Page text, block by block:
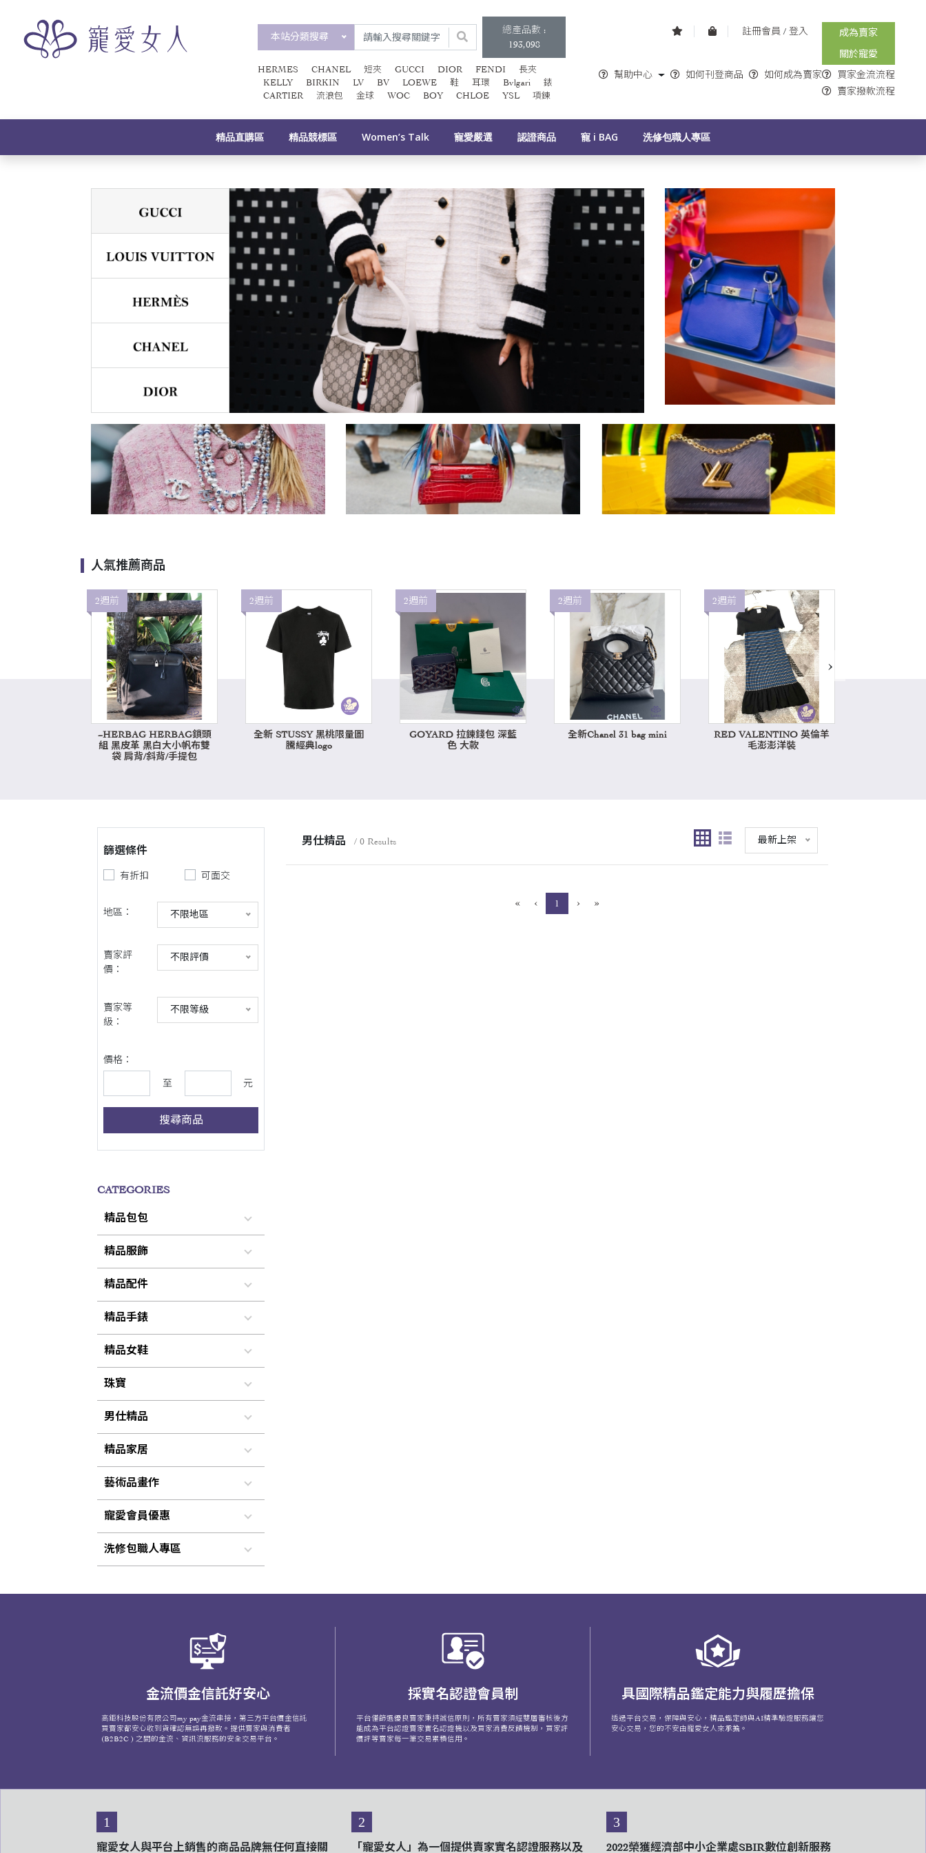
本站分類搜尋
總產品數 :
193,098
HERMES CHANEL 短夾 GUCCI DIOR FENDI
長夾
KELLY
BIRKIN LV BV LOEWE 鞋 耳環 Bvlgari
錶
CARTIER
流浪包 金球 WOC BOY CHLOE YSL 項鍊
註冊會員 / 登入
成為賣家
關於寵愛
幫助中心
如何刊登商品 如何成為賣家
買家金流流程
賣家撥款流程
精品直購區 精品競標區 Women’s Talk 寵愛嚴選 認證商品 寵 i BAG 洗修包職人專區
人氣推薦商品
2週前
~HERBAG HERBAG鎖頭
組 黑皮革 黑白大小帆布雙
袋 肩背/斜背/手提包
2週前
全新 STUSSY 黑桃限量圖
騰經典logo
2週前
GOYARD 拉鍊錢包 深藍
色 大款
2週前
全新Chanel 31 bag mini
2週前
RED VALENTINO 英倫羊
毛澎澎洋裝
›
篩選條件
有折扣 可面交
地區： 不限地區
賣家評
價：
不限評價
賣家等
級：
不限等級
價格：
至 元
搜尋商品
CATEGORIES
精品包包
精品服飾
精品配件
精品手錶
精品女鞋
珠寶
男仕精品
精品家居
藝術品畫作
寵愛會員優惠
洗修包職人專區
男仕精品 / 0 Results 最新上架
« ‹ 1 (current)
› »
金流價金信託好安心
高鉅科技股份有限公司my pay金流串接，第三方平台價金信託
買賣家都安心收到貨確認無誤再撥款。提供賣家與消費者
(B2B2C ) 之間的金流、資訊流服務的安全交易平台。
採實名認證會員制
平台僅篩選優良賣家秉持誠信原則，所有賣家須經雙層審核後方
能成為平台認證賣家實名認證機以及買家消費反饋機制，買家評
價評等賣家每一筆交易累積信用。
具國際精品鑑定能力與履歷擔保
透過平台交易，保障與安心，精品鑑定師與AI精準驗證服務讓您
安心交易，您的不安由寵愛女人來承擔。
1
寵愛女人與平台上銷售的商品品牌無任何直接關
2
「寵愛女人」為一個提供賣家實名認證服務以及
3
2022榮獲經濟部中小企業處SBIR數位創新服務